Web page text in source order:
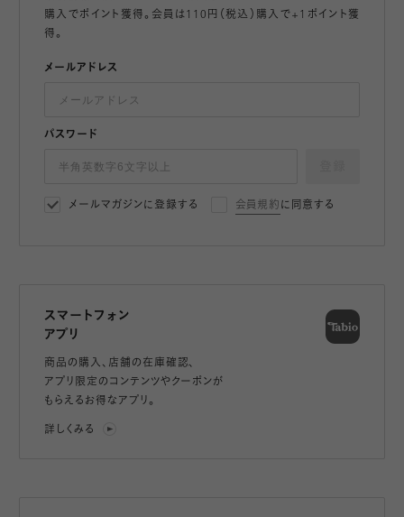
購入でポイント獲得。会員は110円（税込）購入で+1ポイント獲
得。
メールアドレス
パスワード
メールマガジンに登録する 会員規約 に同意する
スマートフォン
アプリ
商品の購入、店舗の在庫確認、
アプリ限定のコンテンツやクーポンが
もらえるお得なアプリ。
詳しくみる